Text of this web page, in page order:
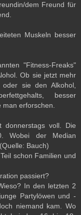
dem Freund für
Muskeln besser
"Fitness-Freaks"
Ob sie jetzt mehr
sie den Alkohol,
besser
erforschen.
voll. Die
Wobei der Median
Bauch)
schon Familien und
passiert?
In den letzten 2
Partylöwen und -
niemand kam. Wo